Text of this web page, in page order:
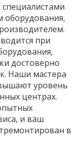
оборудования,
при
достоверно
Наши мастера
уровень
центрах.
и ваш
в